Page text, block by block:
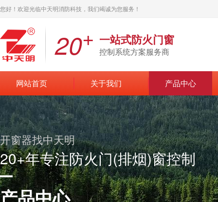
您好！欢迎光临中天明消防科技，我们竭诚为您服务！
20+ 一站式防火门窗
控制系统方案服务商
网站首页 关于我们 产品中心
开窗器找中天明
20+年专注防火门(排烟)窗控制